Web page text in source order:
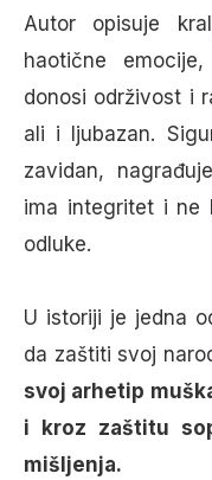
Autor opisuje
haotične
donosi održivost i
ali i ljubazan.
zavidan,
ima integritet i ne
odluke.
U istoriji je jedna
da zaštiti svoj
svoj arhetip
i kroz zaštitu
mišljenja.